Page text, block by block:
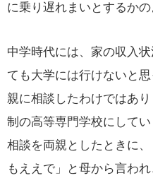
に乗り遅れまいとするかの
中学時代には、家の収入
ても大学には行けないと
親に相談したわけではあ
制の高等専門学校にして
相談を両親としたときに
もええで」と母から言わ